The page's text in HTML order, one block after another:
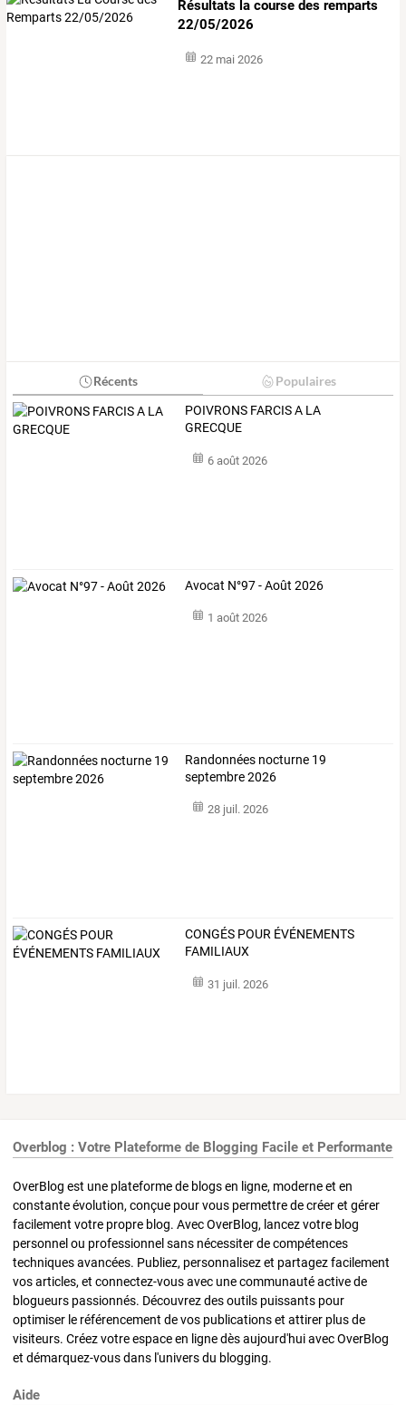
Résultats la course des remparts
22/05/2026
22 mai 2026
Récents Populaires
POIVRONS FARCIS A LA
GRECQUE
6 août 2026
Avocat N°97 - Août 2026
1 août 2026
Randonnées nocturne 19
septembre 2026
28 juil. 2026
CONGÉS POUR ÉVÉNEMENTS
FAMILIAUX
31 juil. 2026
Overblog : Votre Plateforme de Blogging Facile et Performante
OverBlog est une plateforme de blogs en ligne, moderne et en
constante évolution, conçue pour vous permettre de créer et gérer
facilement votre propre blog. Avec OverBlog, lancez votre blog
personnel ou professionnel sans nécessiter de compétences
techniques avancées. Publiez, personnalisez et partagez facilement
vos articles, et connectez-vous avec une communauté active de
blogueurs passionnés. Découvrez des outils puissants pour
optimiser le référencement de vos publications et attirer plus de
visiteurs. Créez votre espace en ligne dès aujourd'hui avec OverBlog
et démarquez-vous dans l'univers du blogging.
Aide